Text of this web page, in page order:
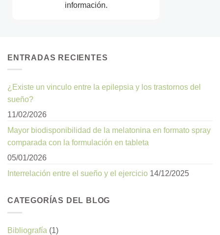
información.
ENTRADAS RECIENTES
¿Existe un vinculo entre la epilepsia y los trastornos del
sueño?
11/02/2026
Mayor biodisponibilidad de la melatonina en formato spray
comparada con la formulación en tableta
05/01/2026
Interrelación entre el sueño y el ejercicio 14/12/2025
CATEGORÍAS DEL BLOG
Bibliografía (1)